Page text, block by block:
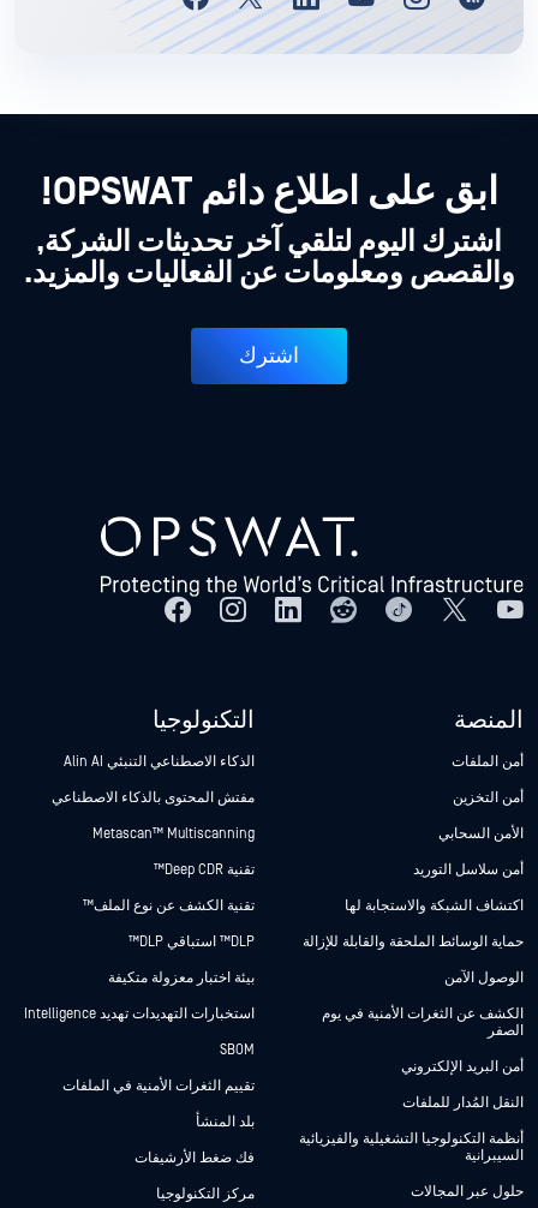
ابق على اطلاع دائم OPSWAT!
اشترك اليوم لتلقي آخر تحديثات الشركة,
والقصص ومعلومات عن الفعاليات والمزيد.
اشترك
المنصة
أمن الملفات
أمن التخزين
الأمن السحابي
أمن سلاسل التوريد
اكتشاف الشبكة والاستجابة لها
حماية الوسائط الملحقة والقابلة للإزالة
الوصول الآمن
الكشف عن الثغرات الأمنية في يوم
الصفر
أمن البريد الإلكتروني
النقل المُدار للملفات
أنظمة التكنولوجيا التشغيلية والفيزيائية
السيبرانية
حلول عبر المجالات
التكنولوجيا
الذكاء الاصطناعي التنبئي Alin AI
مفتش المحتوى بالذكاء الاصطناعي
Metascan™ Multiscanning
تقنية Deep CDR™
تقنية الكشف عن نوع الملف™
DLP™ استباقي DLP™
بيئة اختبار معزولة متكيفة
استخبارات التهديدات تهديد Intelligence
SBOM
تقييم الثغرات الأمنية في الملفات
بلد المنشأ
فك ضغط الأرشيفات
مركز التكنولوجيا